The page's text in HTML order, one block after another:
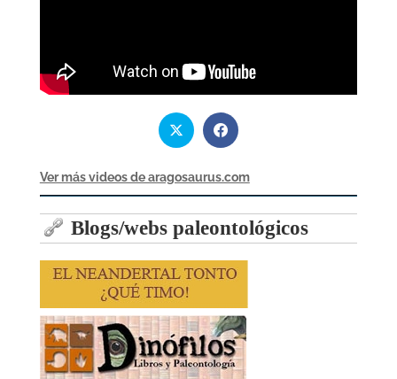
Ver más videos de aragosaurus.com
Blogs/webs paleontológicos